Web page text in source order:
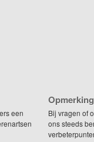
een
Bij vragen of
ons steeds